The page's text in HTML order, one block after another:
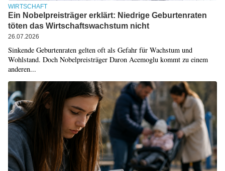
WIRTSCHAFT
Ein Nobelpreisträger erklärt: Niedrige Geburtenraten
töten das Wirtschaftswachstum nicht
26.07.2026
Sinkende Geburtenraten gelten oft als Gefahr für Wachstum und
Wohlstand. Doch Nobelpreisträger Daron Acemoglu kommt zu einem
anderen...